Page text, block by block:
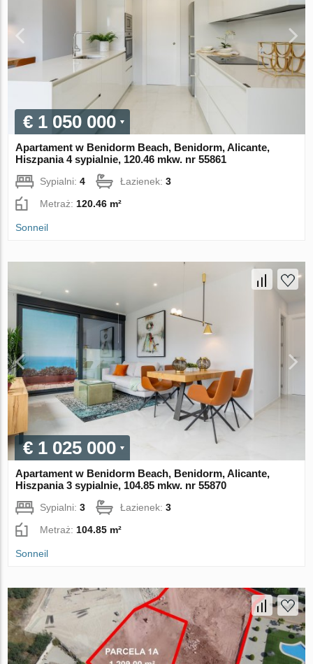
€ 1 050 000
Apartament w Benidorm Beach, Benidorm, Alicante,
Hiszpania 4 sypialnie, 120.46 mkw. nr 55861
Sypialni:4 Łazienek:3
Metraż:120.46 m²
Sonneil
€ 1 025 000
Apartament w Benidorm Beach, Benidorm, Alicante,
Hiszpania 3 sypialnie, 104.85 mkw. nr 55870
Sypialni:3 Łazienek:3
Metraż: 104.85 m²
Sonneil